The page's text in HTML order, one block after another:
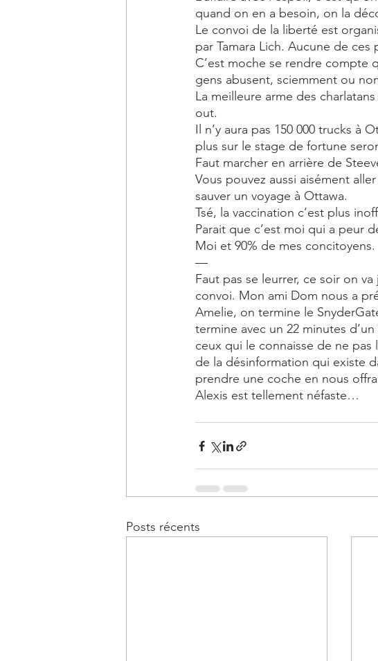
quand on en a besoin, on la
Le convoi de la liberté est
par Tamara Lich. Aucune de ces
C’est moche se rendre compte
gens abusent, sciemment ou
La meilleure arme des
out.
Il n’y aura pas 150 000 trucks à
plus sur le stage de fortune
Faut marcher en arrière de
Vous pouvez aussi aisément
sauver un voyage à Ottawa.
Tsé, la vaccination c’est plus
Parait que c’est moi qui a peur
Moi et 90% de mes concitoyens.
—
Faut pas se leurrer, ce soir on
convoi. Mon ami Dom nous a
Amelie, on termine le
termine avec un 22 minutes
ceux qui le connaisse de ne
de la désinformation qui existe
prendre une coche en nous
Alexis est tellement néfaste…
Posts récents